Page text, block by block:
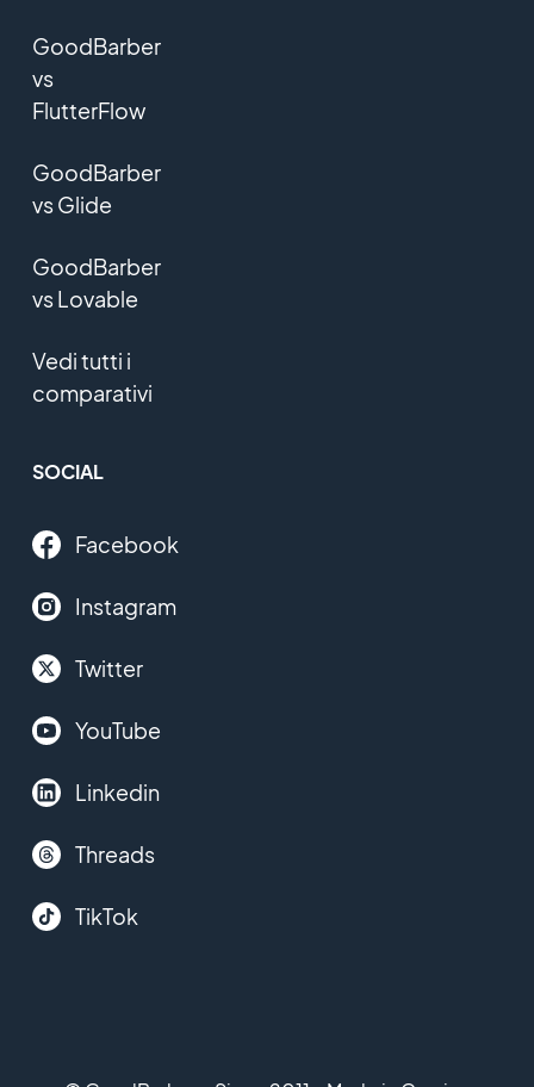
GoodBarber
vs
FlutterFlow
GoodBarber
vs Glide
GoodBarber
vs Lovable
Vedi tutti i
comparativi
SOCIAL
Facebook
Instagram
Twitter
YouTube
Linkedin
Threads
TikTok